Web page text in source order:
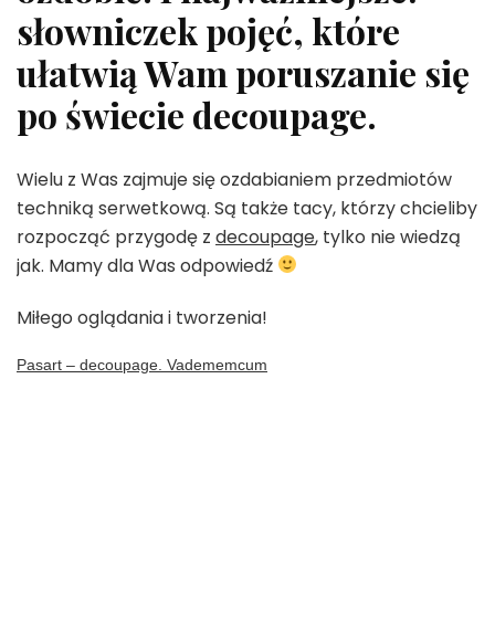
słowniczek pojęć, które
ułatwią Wam poruszanie się
po świecie decoupage.
Wielu z Was zajmuje się ozdabianiem przedmiotów
techniką serwetkową. Są także tacy, którzy chcieliby
rozpocząć przygodę z decoupage, tylko nie wiedzą
jak. Mamy dla Was odpowiedź
Miłego oglądania i tworzenia!
Pasart – decoupage. Vadememcum